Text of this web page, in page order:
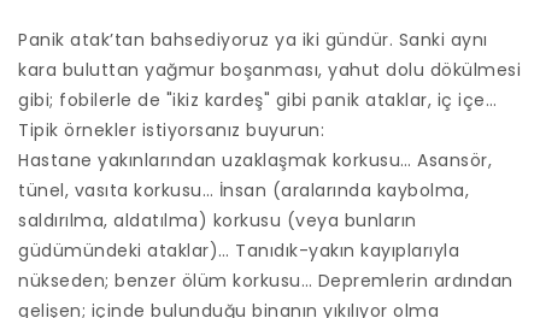
Panik atak’tan bahsediyoruz ya iki gündür. Sanki aynı
kara buluttan yağmur boşanması, yahut dolu dökülmesi
gibi; fobilerle de "ikiz kardeş" gibi panik ataklar, iç içe…
Tipik örnekler istiyorsanız buyurun:
Hastane yakınlarından uzaklaşmak korkusu… Asansör,
tünel, vasıta korkusu… İnsan (aralarında kaybolma,
saldırılma, aldatılma) korkusu (veya bunların
güdümündeki ataklar)… Tanıdık-yakın kayıplarıyla
nükseden; benzer ölüm korkusu… Depremlerin ardından
gelişen; içinde bulunduğu binanın yıkılıyor olma